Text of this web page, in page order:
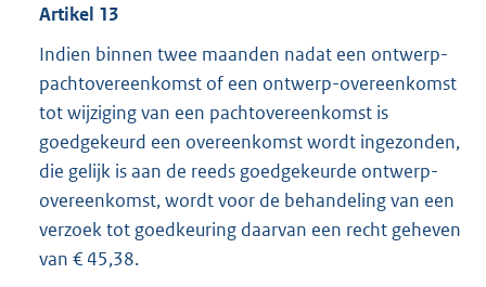
Artikel 13
Indien binnen twee maanden nadat een ontwerp-
pachtovereenkomst of een ontwerp-overeenkomst
tot wijziging van een pachtovereenkomst is
goedgekeurd een overeenkomst wordt ingezonden,
die gelijk is aan de reeds goedgekeurde ontwerp-
overeenkomst, wordt voor de behandeling van een
verzoek tot goedkeuring daarvan een recht geheven
van € 45,38.